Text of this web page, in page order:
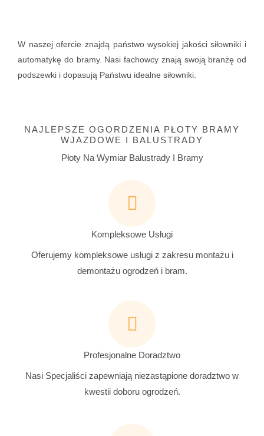
W naszej ofercie znajdą państwo wysokiej jakości siłowniki i
automatykę do bramy. Nasi fachowcy znają swoją branżę od
podszewki i dopasują Państwu idealne siłowniki.
NAJLEPSZE OGORDZENIA PŁOTY BRAMY
WJAZDOWE I BALUSTRADY
Płoty Na Wymiar Balustrady I Bramy
Kompleksowe Usługi
Oferujemy kompleksowe usługi z zakresu montażu i
demontażu ogrodzeń i bram.
Profesjonalne Doradztwo
Nasi Specjaliści zapewniają niezastąpione doradztwo w
kwestii doboru ogrodzeń.